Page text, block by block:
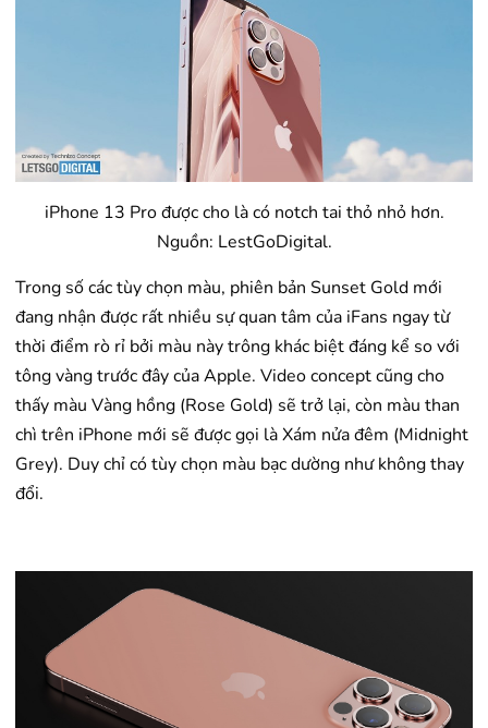
iPhone 13 Pro được cho là có notch tai thỏ nhỏ hơn.
Nguồn: LestGoDigital.
Trong số các tùy chọn màu, phiên bản Sunset Gold mới
đang nhận được rất nhiều sự quan tâm của iFans ngay từ
thời điểm rò rỉ bởi màu này trông khác biệt đáng kể so với
tông vàng trước đây của Apple. Video concept cũng cho
thấy màu Vàng hồng (Rose Gold) sẽ trở lại, còn màu than
chì trên iPhone mới sẽ được gọi là Xám nửa đêm (Midnight
Grey). Duy chỉ có tùy chọn màu bạc dường như không thay
đổi.